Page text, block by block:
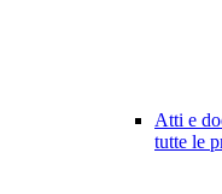
Atti e
tutte le